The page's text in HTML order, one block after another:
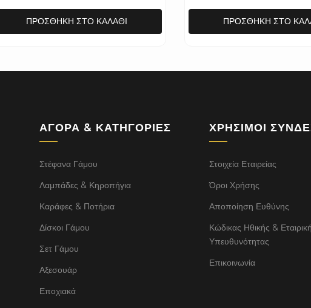
ΠΡΟΣΘΉΚΗ ΣΤΟ ΚΑΛΆΘΙ ΠΡΟΣΘΉΚΗ ΣΤΟ
ΑΓΟΡΆ & ΚΑΤΗΓΟΡΊΕΣ
Στέφανα Γάμου
Λαμπάδες & Κηροπήγια
Καράφες & Ποτήρια
Δίσκοι Γάμου
Σετ Γάμου
Αξεσουάρ
Εποχιακά
ΧΡΉΣΙΜΟΙ
Στοιχεία Εταιρείας
Όροι Χρήσης
Αποποίηση Ευθύνης
Κώδικας Ηθικής &
Υπευθυνότητας
Επικοινωνία